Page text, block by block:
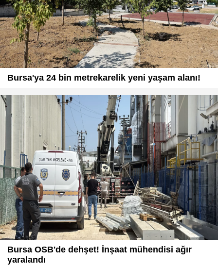
Bursa'ya 24 bin metrekarelik yeni yaşam alanı!
Bursa OSB'de dehşet! İnşaat mühendisi ağır
yaralandı